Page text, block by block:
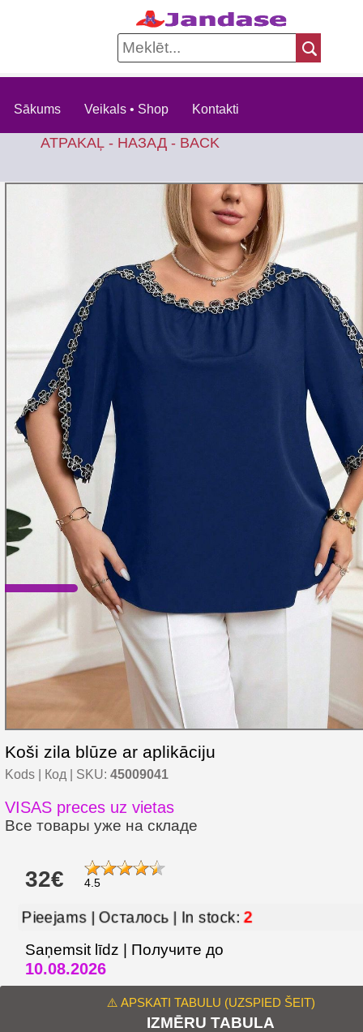
Sākums Veikals • Shop Kontakti
ATPAKAĻ - НАЗАД - BACK
Koši zila blūze ar aplikāciju
Kods | Код | SKU: 45009041
VISAS preces uz vietas
Все товары уже на складе
32€ 4.5
Pieejams | Осталось | In stock:2
Saņemsit līdz | Получите до
10.08.2026
⚠️ APSKATI TABULU (UZSPIED ŠEIT)
IZMĒRU TABULA